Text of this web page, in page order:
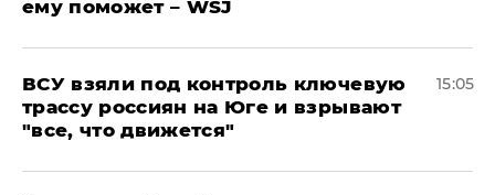
ему поможет – WSJ
ВСУ взяли под контроль ключевую
трассу россиян на Юге и взрывают
"все, что движется"
15:05